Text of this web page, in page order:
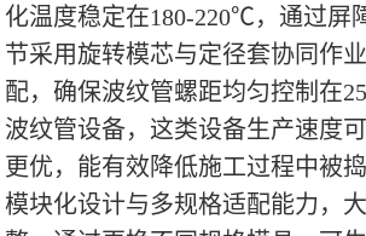
化温度稳定在180-220℃，通过屏
节采用旋转模芯与定径套协同作
配，确保波纹管螺距均匀控制在
波纹管设备，这类设备生产速度
更优，能有效降低施工过程中被
模块化设计与多规格适配能力，